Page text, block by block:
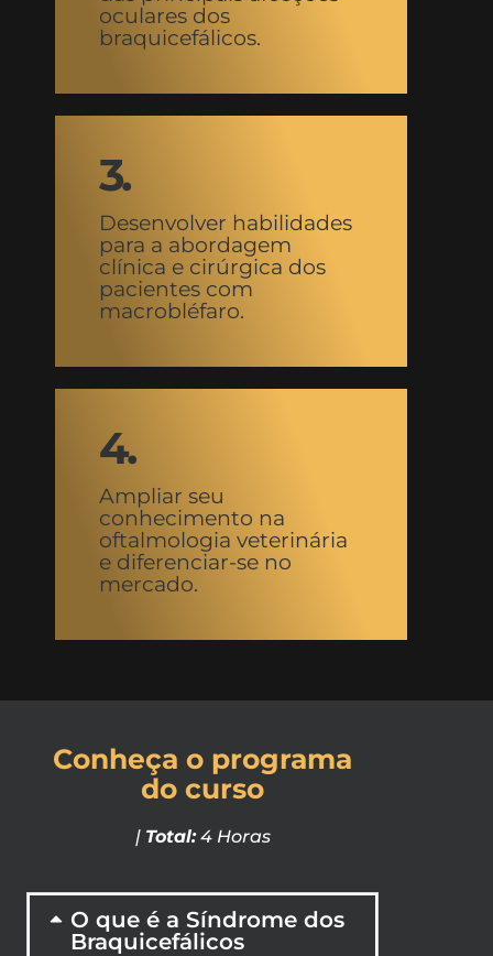
oculares dos
braquicefálicos.
3.
Desenvolver habilidades
para a abordagem
clínica e cirúrgica dos
pacientes com
macrobléfaro.
4.
Ampliar seu
conhecimento na
oftalmologia veterinária
e diferenciar-se no
mercado.
Conheça o programa
do curso
| Total:4 Horas
O que é a Síndrome dos
Braquicefálicos